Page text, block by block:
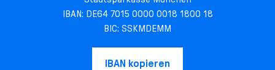
IBAN: DE64 7015 0000 0018 1800 18
BIC: SSKMDEMM
IBAN kopieren